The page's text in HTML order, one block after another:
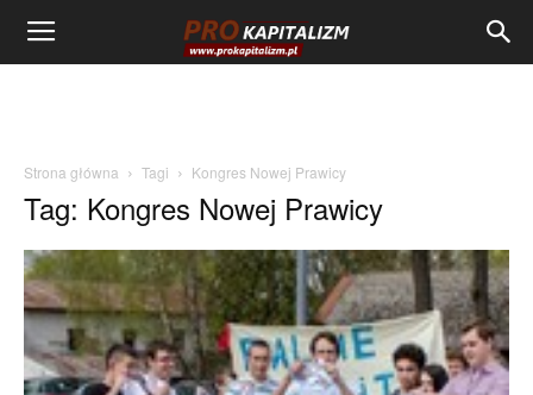
Strona główna Tagi Kongres Nowej Prawicy
Tag: Kongres Nowej Prawicy